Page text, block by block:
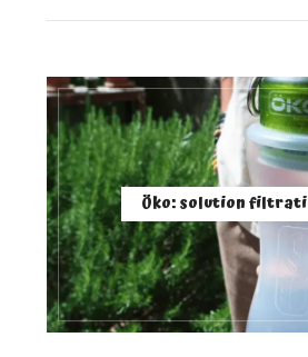
Öko: solution